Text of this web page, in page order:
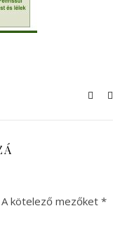
A kötelező mezőket *